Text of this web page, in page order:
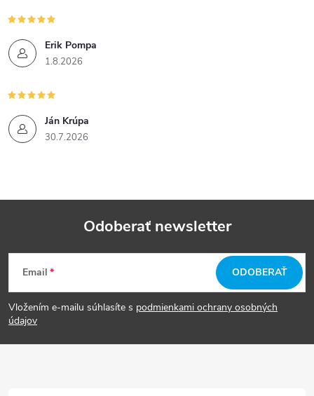
Erik Pompa
1.8.2026
Ján Krúpa
30.7.2026
Z
á
p
Odoberať newsletter
Email
Vložením e-mailu súhlasíte s podmienkami ochrany osobných
údajov
ODOBERAŤ